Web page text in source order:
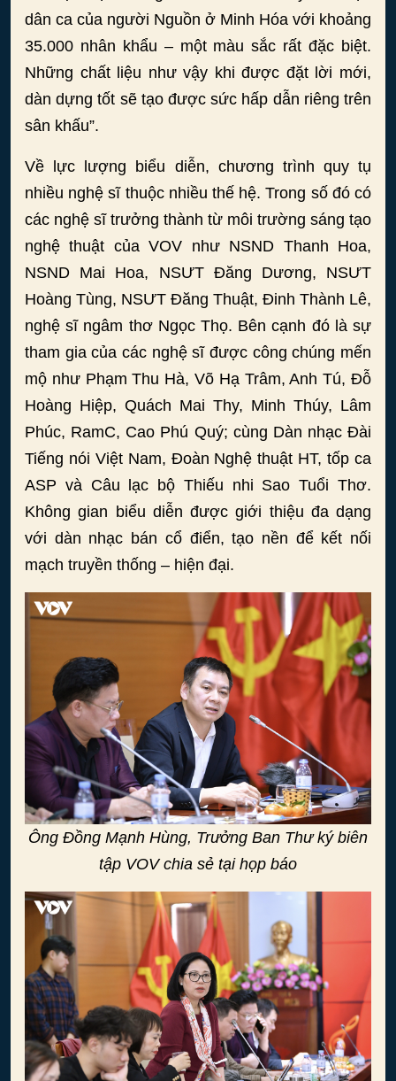
dân ca của người Nguồn ở Minh Hóa với khoảng
35.000 nhân khẩu – một màu sắc rất đặc biệt.
Những chất liệu như vậy khi được đặt lời mới,
dàn dựng tốt sẽ tạo được sức hấp dẫn riêng trên
sân khấu”.
Về lực lượng biểu diễn, chương trình quy tụ
nhiều nghệ sĩ thuộc nhiều thế hệ. Trong số đó có
các nghệ sĩ trưởng thành từ môi trường sáng tạo
nghệ thuật của VOV như NSND Thanh Hoa,
NSND Mai Hoa, NSƯT Đăng Dương, NSƯT
Hoàng Tùng, NSƯT Đăng Thuật, Đinh Thành Lê,
nghệ sĩ ngâm thơ Ngọc Thọ. Bên cạnh đó là sự
tham gia của các nghệ sĩ được công chúng mến
mộ như Phạm Thu Hà, Võ Hạ Trâm, Anh Tú, Đỗ
Hoàng Hiệp, Quách Mai Thy, Minh Thúy, Lâm
Phúc, RamC, Cao Phú Quý; cùng Dàn nhạc Đài
Tiếng nói Việt Nam, Đoàn Nghệ thuật HT, tốp ca
ASP và Câu lạc bộ Thiếu nhi Sao Tuổi Thơ.
Không gian biểu diễn được giới thiệu đa dạng
với dàn nhạc bán cổ điển, tạo nền để kết nối
mạch truyền thống – hiện đại.
Ông Đồng Mạnh Hùng, Trưởng Ban Thư ký biên
tập VOV chia sẻ tại họp báo